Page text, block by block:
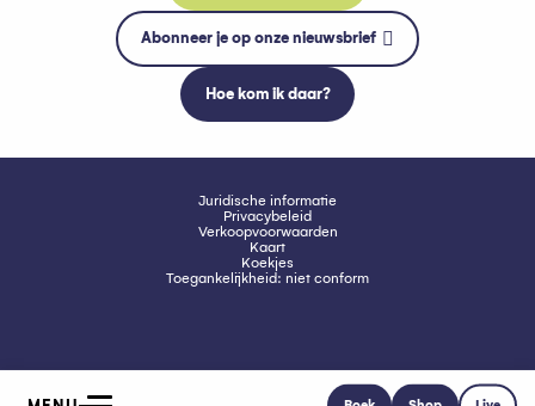
Abonneer je op onze nieuwsbrief
Hoe kom ik daar?
Juridische informatie
Privacybeleid
Verkoopvoorwaarden
Kaart
Koekjes
Toegankelijkheid: niet conform